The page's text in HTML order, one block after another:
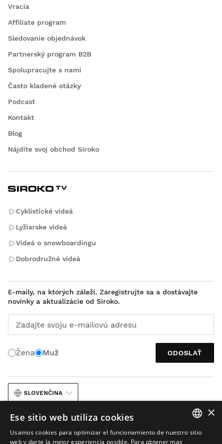
viditeľnosti za zhoršených svetelných podmienok. Tieto
nielen funkčné, ale aj esteticky príťažlivé, takže si v nich
každé dievča nájde takú, ktorá odráža jej osobnosť.
Vracia
Affiliate program
Sledovanie objednávok
Partnerský program B2B
Spolupracujte s nami
Často kladené otázky
Podcast
Kontakt
Blog
Nájdite svoj obchod Siroko
Cyklistické videá
Lyžiarske videá
Videá o snowboardingu
Dobrodružné videá
E-maily, na ktorých záleží. Zaregistrujte sa a dostávajte
novinky a aktualizácie od Siroko.
Zadajte svoju e-mailovú adresu
Žena Muž ODOSLAŤ
SLOVENČINA
SPANISH
×
Ese sitio web utiliza cookies
Usamos cookies para optimizar el funcionamiento de nuestro sitio
web y darte la mejor experiencia posible. Para obtener mas